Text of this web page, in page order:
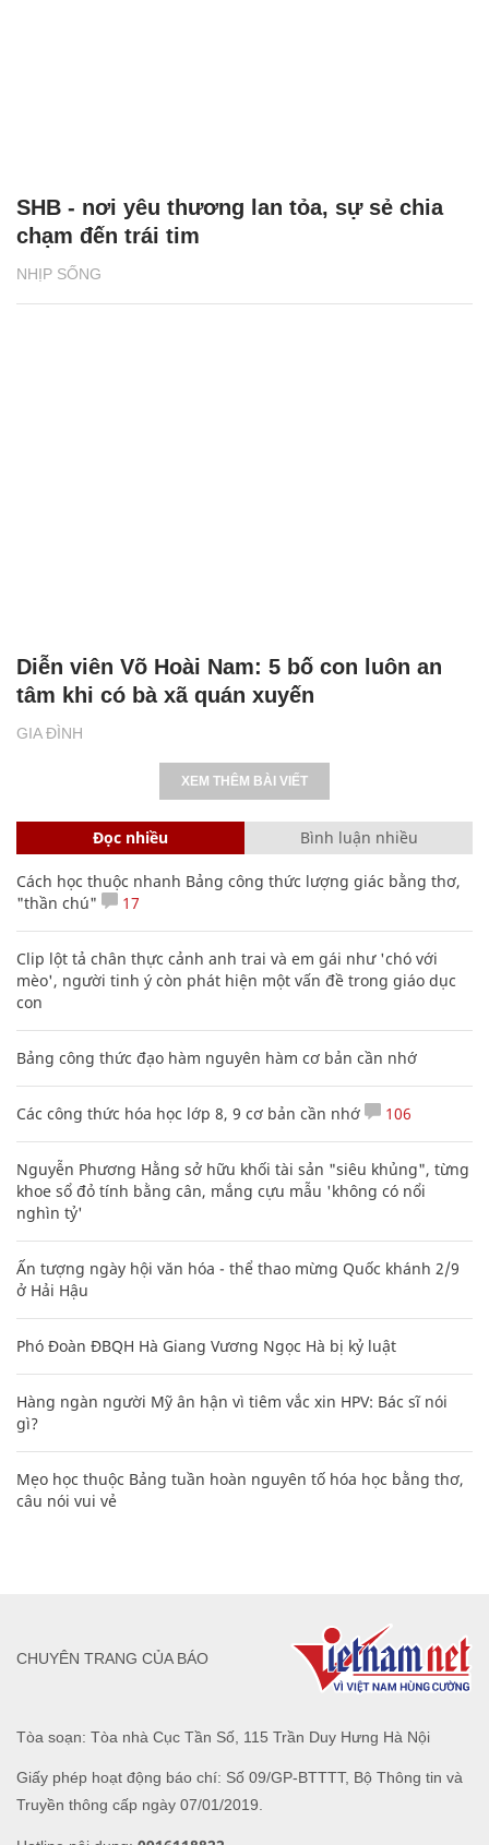
NHỊP SỐNG
SHB - nơi yêu thương lan tỏa, sự sẻ chia
chạm đến trái tim
GIA ĐÌNH
Diễn viên Võ Hoài Nam: 5 bố con luôn an
tâm khi có bà xã quán xuyến
XEM THÊM BÀI VIẾT
Đọc nhiều Bình luận nhiều
Cách học thuộc nhanh Bảng công thức lượng giác bằng thơ,
"thần chú"
17
Clip lột tả chân thực cảnh anh trai và em gái như 'chó với
mèo', người tinh ý còn phát hiện một vấn đề trong giáo dục
con
Bảng công thức đạo hàm nguyên hàm cơ bản cần nhớ
Các công thức hóa học lớp 8, 9 cơ bản cần nhớ 106
Nguyễn Phương Hằng sở hữu khối tài sản "siêu khủng", từng
khoe sổ đỏ tính bằng cân, mắng cựu mẫu 'không có nổi
nghìn tỷ'
Ấn tượng ngày hội văn hóa - thể thao mừng Quốc khánh 2/9
ở Hải Hậu
Phó Đoàn ĐBQH Hà Giang Vương Ngọc Hà bị kỷ luật
Hàng ngàn người Mỹ ân hận vì tiêm vắc xin HPV: Bác sĩ nói
gì?
Mẹo học thuộc Bảng tuần hoàn nguyên tố hóa học bằng thơ,
câu nói vui vẻ
Tòa soạn: Tòa nhà Cục Tần Số, 115 Trần Duy Hưng Hà Nội
Giấy phép hoạt động báo chí: Số 09/GP-BTTTT, Bộ Thông tin và
Truyền thông cấp ngày 07/01/2019.
CHUYÊN TRANG CỦA BÁO